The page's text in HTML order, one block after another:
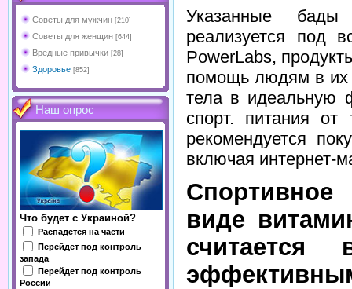
Советы для мужчин [210]
Советы для женщин [644]
Вредные привычки [28]
Здоровье [852]
Наш опрос
Что будет с Украиной?
Распадется на части
Перейдет под контроль
запада
Перейдет под контроль
России
Указанные
реализуется под
PowerLabs,
помощь людям в их
тела в идеальную
спорт. питания от
рекомендуется
включая интернет-
виде
считается